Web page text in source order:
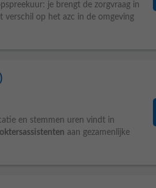
je brengt de zorgvraag in
verschil op het azc in de omgeving
en stemmen uren vindt in
aan gezamenlijke